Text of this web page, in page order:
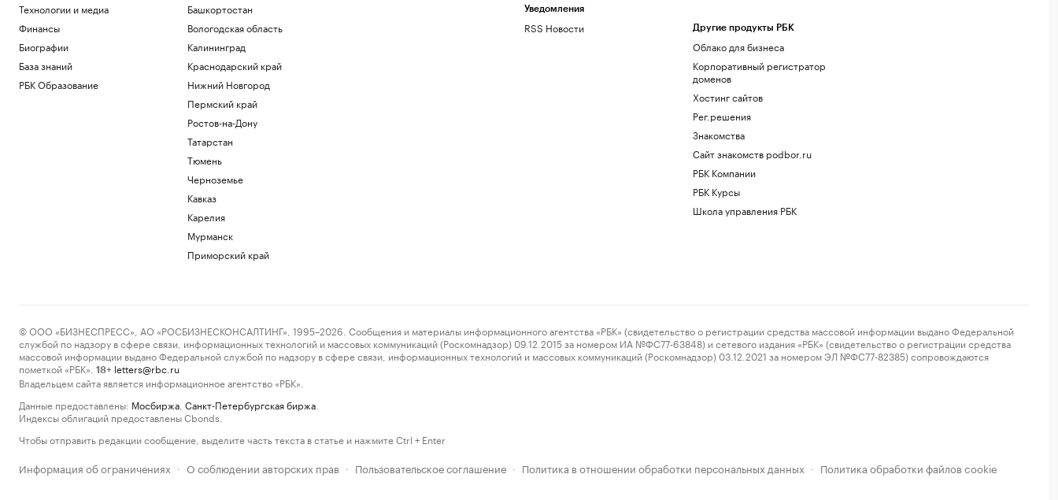
Технологии и медиа
Финансы
Биографии
База знаний
РБК Образование
Башкортостан
Вологодская область
Калининград
Краснодарский край
Нижний Новгород
Пермский край
Ростов-на-Дону
Татарстан
Тюмень
Черноземье
Кавказ
Карелия
Мурманск
Приморский край
Уведомления
RSS Новости Другие продукты РБК
Облако для бизнеса
Корпоративный регистратор
доменов
Хостинг сайтов
Рег.решения
Знакомства
Сайт знакомств podbor.ru
РБК Компании
РБК Курсы
Школа управления РБК
© ООО «БИЗНЕСПРЕСС», АО «РОСБИЗНЕСКОНСАЛТИНГ», 1995–2026. Сообщения и материалы информационного агентства «РБК» (свидетельство о регистрации средства массовой информации выдано Федеральной
службой по надзору в сфере связи, информационных технологий и массовых коммуникаций (Роскомнадзор) 09.12.2015 за номером ИА №ФС77-63848) и сетевого издания «РБК» (свидетельство о регистрации средства
массовой информации выдано Федеральной службой по надзору в сфере связи, информационных технологий и массовых коммуникаций (Роскомнадзор) 03.12.2021 за номером ЭЛ №ФС77-82385) сопровождаются
пометкой «РБК».
18+ letters@rbc.ru
Владельцем сайта является информационное агентство «РБК».
Данные предоставлены: Мосбиржа Санкт-Петербургская биржа
Индексы облигаций предоставлены Cbonds.
Чтобы отправить редакции сообщение, выделите часть текста в статье и нажмите Ctrl + Enter
Информация об ограничениях · О соблюдении авторских прав · Пользовательское соглашение · Политика в отношении обработки персональных данных · Политика обработки файлов cookie